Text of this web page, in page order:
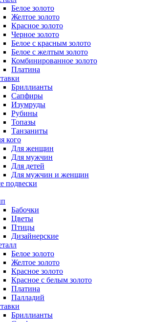
Белое золото
Желтое золото
Красное золото
Черное золото
Белое с красным золото
Белое с желтым золото
Комбинированное золото
Платина
Бриллианты
Сапфиры
Изумруды
Рубины
Топазы
Танзаниты
кого
Для женщин
Для мужчин
Для детей
Для мужчин и женщин
подвески
Бабочки
Цветы
Птицы
Дизайнерские
Белое золото
Желтое золото
Красное золото
Красное с белым золото
Платина
Палладий
Бриллианты